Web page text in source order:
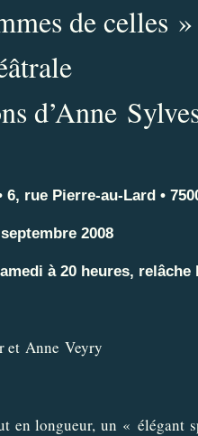
de celles »
d’Anne
6, rue Pierre-au-Lard •
2008
à 20 heures,
et Anne Veyry
en longueur, un « élégant